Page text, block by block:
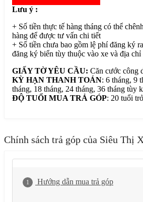
Lưu ý :
+ Số tiền thực tế hàng tháng có thể
hàng để được tư vấn chi tiết
+ Số tiền chưa bao gồm lệ phí đăng ký
đăng ký biển tùy thuộc vào xe và địa
GIẤY TỜ YÊU CẦU: Căn cước công
KỲ HẠN THANH TOÁN: 6 tháng, 9
tháng, 18 tháng, 24 tháng, 36 tháng tùy
ĐỘ TUỔI MUA TRẢ GÓP: 20 tuổi
Chính sách trả góp của Siêu Thị
1 Hướng dẫn mua trả góp